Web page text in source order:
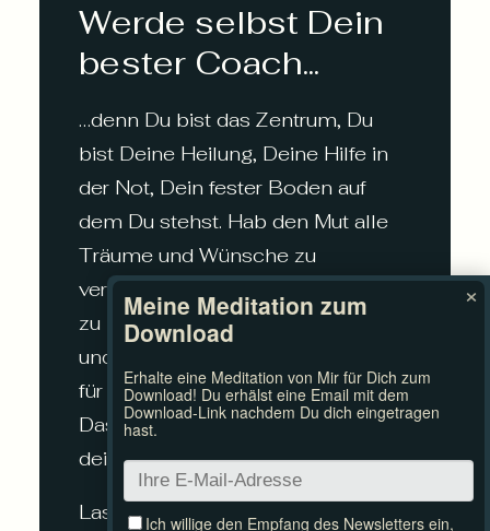
Werde selbst Dein
bester Coach...
…denn Du bist das Zentrum, Du
bist Deine Heilung, Deine Hilfe in
der Not, Dein fester Boden auf
dem Du stehst. Hab den Mut alle
Träume und Wünsche zu
verwirklichen. Die Klarheit genau
zu kommunizieren, was Du willst
und was nicht. Die Sicherheit in Dir
für Deine Bedürfnisse einzustehen.
Das tiefe Vertrauen ohne Maske
dein Wahres Ich zu zeigen.
Lass das Leben fließen und
×